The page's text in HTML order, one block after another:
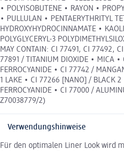
• POLYISOBUTENE • RAYON •
• PULLULAN • PENTAERYTHRITYL
HYDROXYHYDROCINNAMATE •
POLYGLYCERYL-3
MAY CONTAIN: CI 77491, CI 77492,
77891 / TITANIUM DIOXIDE • MICA •
FERROCYANIDE • CI 77742 /
1 LAKE • CI 77266 [NANO] / BLACK 2
FERROCYANIDE • CI 77000 /
Z70038779/2)
Verwendungshinweise
Für den optimalen Liner Look wird